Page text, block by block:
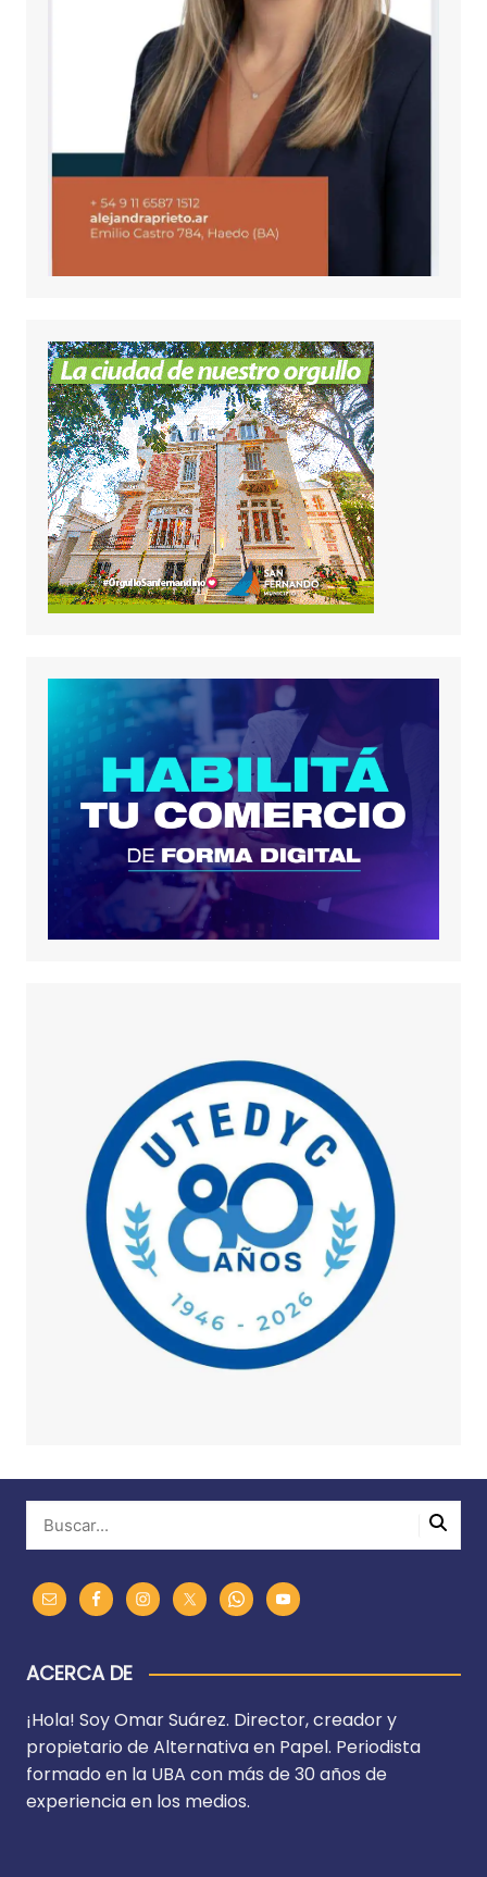
ACERCA DE
¡Hola! Soy Omar Suárez. Director, creador y
propietario de Alternativa en Papel. Periodista
formado en la UBA con más de 30 años de
experiencia en los medios.